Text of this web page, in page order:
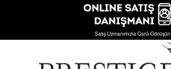
Satış Uzmanımızla Canlı Görüşün